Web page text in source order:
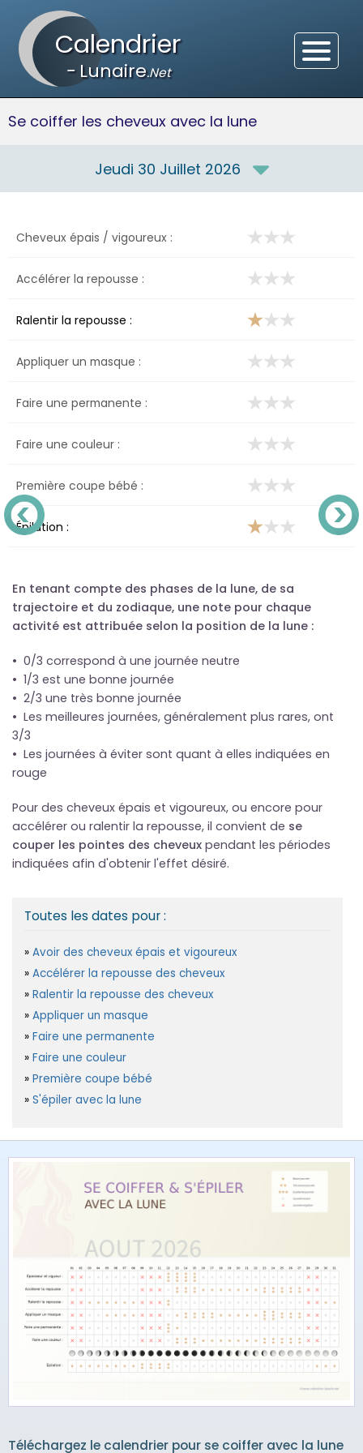
Calendrier
-Lunaire.Net
Se coiffer les cheveux avec la lune
Jeudi 30 Juillet 2026
Cheveux épais / vigoureux :
Accélérer la repousse :
Ralentir la repousse :
Appliquer un masque :
Faire une permanente :
Faire une couleur :
Première coupe bébé :
Épilation :
En tenant compte des phases de la lune, de sa
trajectoire et du zodiaque, une note pour chaque
activité est attribuée selon la position de la lune :
• 0/3 correspond à une journée neutre
• 1/3 est une bonne journée
• 2/3 une très bonne journée
• Les meilleures journées, généralement plus rares, ont
3/3
• Les journées à éviter sont quant à elles indiquées en
rouge
Pour des cheveux épais et vigoureux, ou encore pour
accélérer ou ralentir la repousse, il convient de se
couper les pointes des cheveux pendant les périodes
indiquées afin d'obtenir l'effet désiré.
Toutes les dates pour :
Avoir des cheveux épais et vigoureux
Accélérer la repousse des cheveux
Ralentir la repousse des cheveux
Appliquer un masque
Faire une permanente
Faire une couleur
Première coupe bébé
S'épiler avec la lune
Téléchargez le calendrier pour se coiffer avec la lune